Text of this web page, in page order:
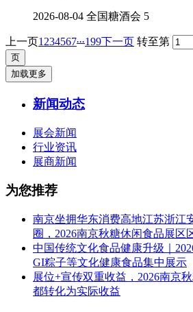
2026-08-04 全国糖酒会 5
上一页1 234567...199下一页 转至第
加载更多
新闻动态
展会新闻
行业资讯
展商新闻
为您推荐
南京坐拥华东消费高地江苏浙江
圈，2026南京秋糖休闲食品展区
中国传统文化食品健康升级｜
GI粽子等文化健康食品集中展示
展位+宣传双重收益，2026南京
都转化为实际收益